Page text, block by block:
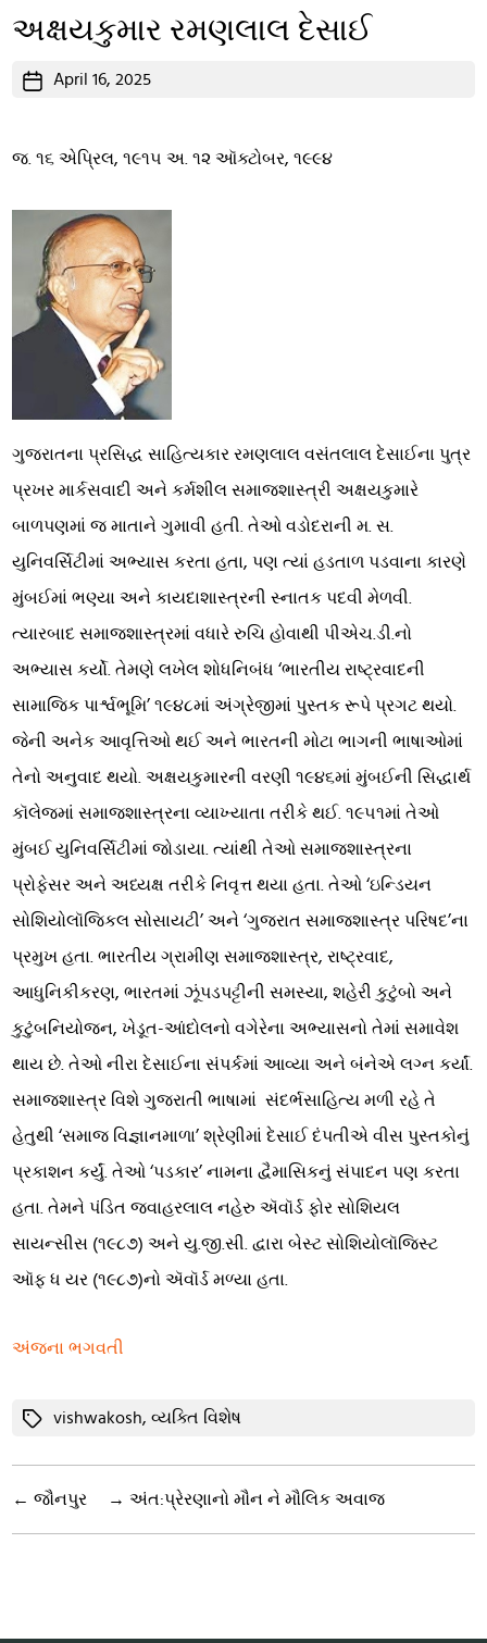
અક્ષયકુમાર રમણલાલ દેસાઈ
PostApril 16, 2025
જ. ૧૬ એપ્રિલ, ૧૯૧૫ અ. ૧૨ ઑક્ટોબર, ૧૯૯૪
ગુજરાતના પ્રસિદ્ધ સાહિત્યકાર રમણલાલ વસંતલાલ દેસાઈના પુત્ર
પ્રખર માર્કસવાદી અને કર્મશીલ સમાજશાસ્ત્રી અક્ષયકુમારે
બાળપણમાં જ માતાને ગુમાવી હતી. તેઓ વડોદરાની મ. સ.
યુનિવર્સિટીમાં અભ્યાસ કરતા હતા, પણ ત્યાં હડતાળ પડવાના કારણે
મુંબઈમાં ભણ્યા અને કાયદાશાસ્ત્રની સ્નાતક પદવી મેળવી.
ત્યારબાદ સમાજશાસ્ત્રમાં વધારે રુચિ હોવાથી પીએચ.ડી.નો
અભ્યાસ કર્યો. તેમણે લખેલ શોધનિબંધ ‘ભારતીય રાષ્ટ્રવાદની
સામાજિક પાર્શ્વભૂમિ’ ૧૯૪૮માં અંગ્રેજીમાં પુસ્તક રૂપે પ્રગટ થયો.
જેની અનેક આવૃત્તિઓ થઈ અને ભારતની મોટા ભાગની ભાષાઓમાં
તેનો અનુવાદ થયો. અક્ષયકુમારની વરણી ૧૯૪૬માં મુંબઈની સિદ્ધાર્થ
કૉલેજમાં સમાજશાસ્ત્રના વ્યાખ્યાતા તરીકે થઈ. ૧૯૫૧માં તેઓ
મુંબઈ યુનિવર્સિટીમાં જોડાયા. ત્યાંથી તેઓ સમાજશાસ્ત્રના
પ્રોફેસર અને અધ્યક્ષ તરીકે નિવૃત્ત થયા હતા. તેઓ ‘ઇન્ડિયન
સોશિયોલૉજિકલ સોસાયટી’ અને ‘ગુજરાત સમાજશાસ્ત્ર પરિષદ’ના
પ્રમુખ હતા. ભારતીય ગ્રામીણ સમાજશાસ્ત્ર, રાષ્ટ્રવાદ,
આધુનિકીકરણ, ભારતમાં ઝૂંપડપટ્ટીની સમસ્યા, શહેરી કુટુંબો અને
કુટુંબનિયોજન, ખેડૂત-આંદોલનો વગેરેના અભ્યાસનો તેમાં સમાવેશ
થાય છે. તેઓ નીરા દેસાઈના સંપર્કમાં આવ્યા અને બંનેએ લગ્ન કર્યાં.
સમાજશાસ્ત્ર વિશે ગુજરાતી ભાષામાં સંદર્ભસાહિત્ય મળી રહે તે
હેતુથી ‘સમાજ વિજ્ઞાનમાળા’ શ્રેણીમાં દેસાઈ દંપતીએ વીસ પુસ્તકોનું
પ્રકાશન કર્યું. તેઓ ‘પડકાર’ નામના દ્વૈમાસિકનું સંપાદન પણ કરતા
હતા. તેમને પંડિત જવાહરલાલ નહેરુ ઍવૉર્ડ ફોર સોશિયલ
સાયન્સીસ (૧૯૮૭) અને યુ.જી.સી. દ્વારા બેસ્ટ સોશિયોલૉજિસ્ટ
ઑફ ધ યર (૧૯૮૭)નો ઍવૉર્ડ મળ્યા હતા.
અંજના ભગવતી
Tagsvishwakosh,વ્યક્તિ વિશેષ
← જૌનપુર → અંત:પ્રેરણાનો મૌન ને મૌલિક અવાજ